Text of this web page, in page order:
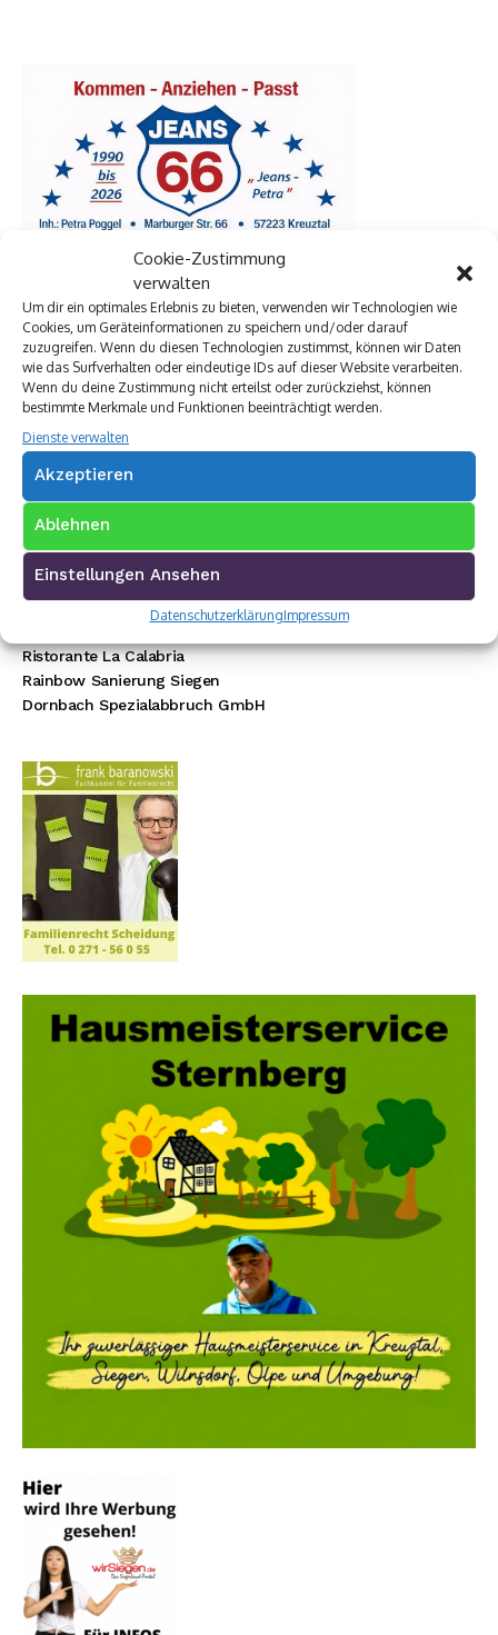
Cookie-Zustimmung
verwalten
Um dir ein optimales Erlebnis zu bieten, verwenden wir Technologien wie
Cookies, um Geräteinformationen zu speichern und/oder darauf
zuzugreifen. Wenn du diesen Technologien zustimmst, können wir Daten
wie das Surfverhalten oder eindeutige IDs auf dieser Website verarbeiten.
Wenn du deine Zustimmung nicht erteilst oder zurückziehst, können
bestimmte Merkmale und Funktionen beeinträchtigt werden.
Dienste verwalten
Akzeptieren
Ablehnen
Einstellungen Ansehen
DatenschutzerklärungImpressum
Premium Werbepartner:
VW Walter Schneider
Münch Werbetechnik
Elektro Böhler Kreuztal
Rechtsanwalt Baranowski
Baustoff Hoffmann
Steinmetz Ade
Autovermietung im Siegerland
TUI Reisecenter Kreuztal
Regionale Online Werbung
Ristorante La Calabria
Rainbow Sanierung Siegen
Dornbach Spezialabbruch GmbH